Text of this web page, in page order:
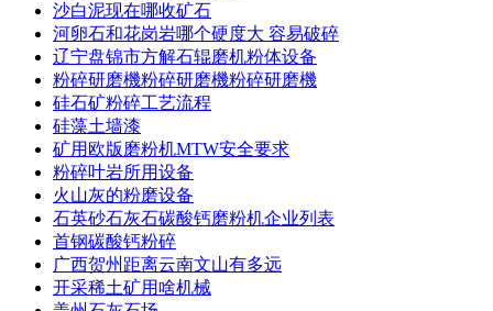
沙白泥现在哪收矿石
河卵石和花岗岩哪个硬度大 容易破碎
辽宁盘锦市方解石辊磨机粉体设备
粉碎研磨機粉碎研磨機粉碎研磨機
硅石矿粉碎工艺流程
硅藻土墙漆
矿用欧版磨粉机MTW安全要求
粉碎叶岩所用设备
火山灰的粉磨设备
石英砂石灰石碳酸钙磨粉机企业列表
首钢碳酸钙粉碎
广西贺州距离云南文山有多远
开采稀土矿用啥机械